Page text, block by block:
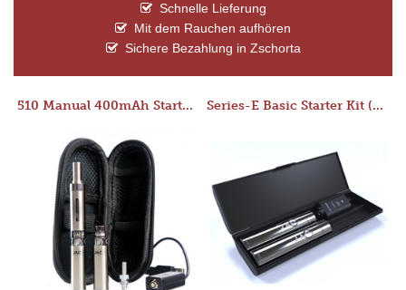
Schnelle Lieferung
Mit dem Rauchen aufhören
Sichere Bezahlung in Zschorta
510 Manual 400mAh Starter Kit Series-E Basic Starter Kit (No Tank)